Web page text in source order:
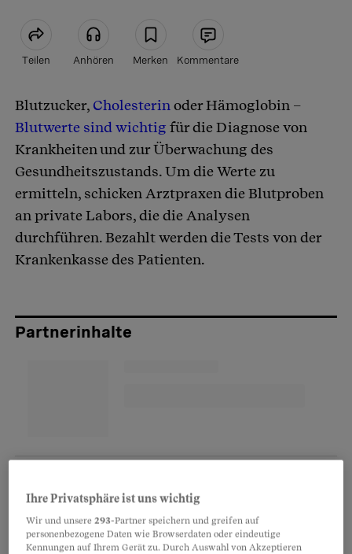
Teilen Anhören Merken Kommentare
Artikel teilen
Blutzucker, Cholesterinoder Hämoglobin –
Blutwerte sind wichtig für die Diagnose von
Krankheiten und zur Überwachung des
Gesundheitszustands. Um die Werte zu
ermitteln, schicken Arztpraxen die Blutproben
an private Labors, die die Analysen
durchführen. Bezahlt werden die Tests von der
Krankenkasse des Patienten.
Partnerinhalte
Ihre Privatsphäre ist uns wichtig
Wir und unsere293-Partner speichern und greifen auf
personenbezogene Daten wie Browserdaten oder eindeutige
Kennungen auf Ihrem Gerät zu. Durch Auswahl von Akzeptieren